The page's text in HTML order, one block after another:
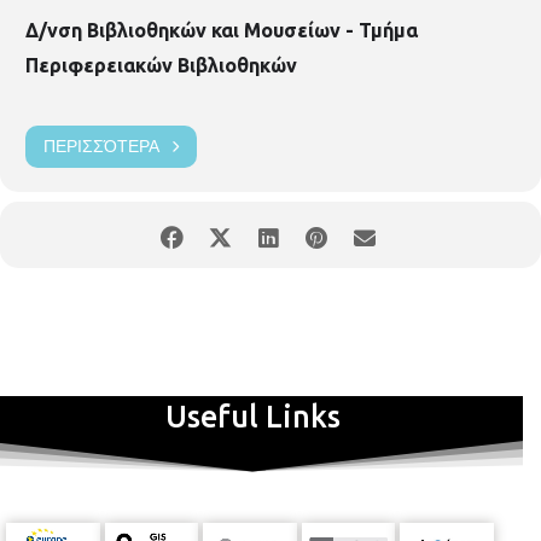
Δ/νση Βιβλιοθηκών και Μουσείων - Τμήμα
Περιφερειακών Βιβλιοθηκών
ΠΕΡΙΣΣΌΤΕΡΑ
Useful Links